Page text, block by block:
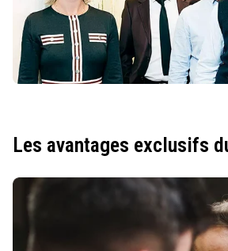
Les avantages exclusifs